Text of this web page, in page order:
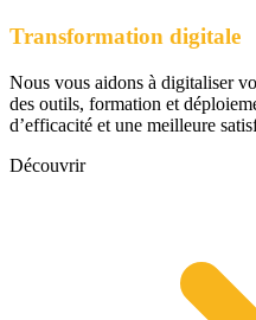
Transformation digitale
Nous vous aidons à digitaliser
des outils, formation et
d’efficacité et une meilleure
Découvrir